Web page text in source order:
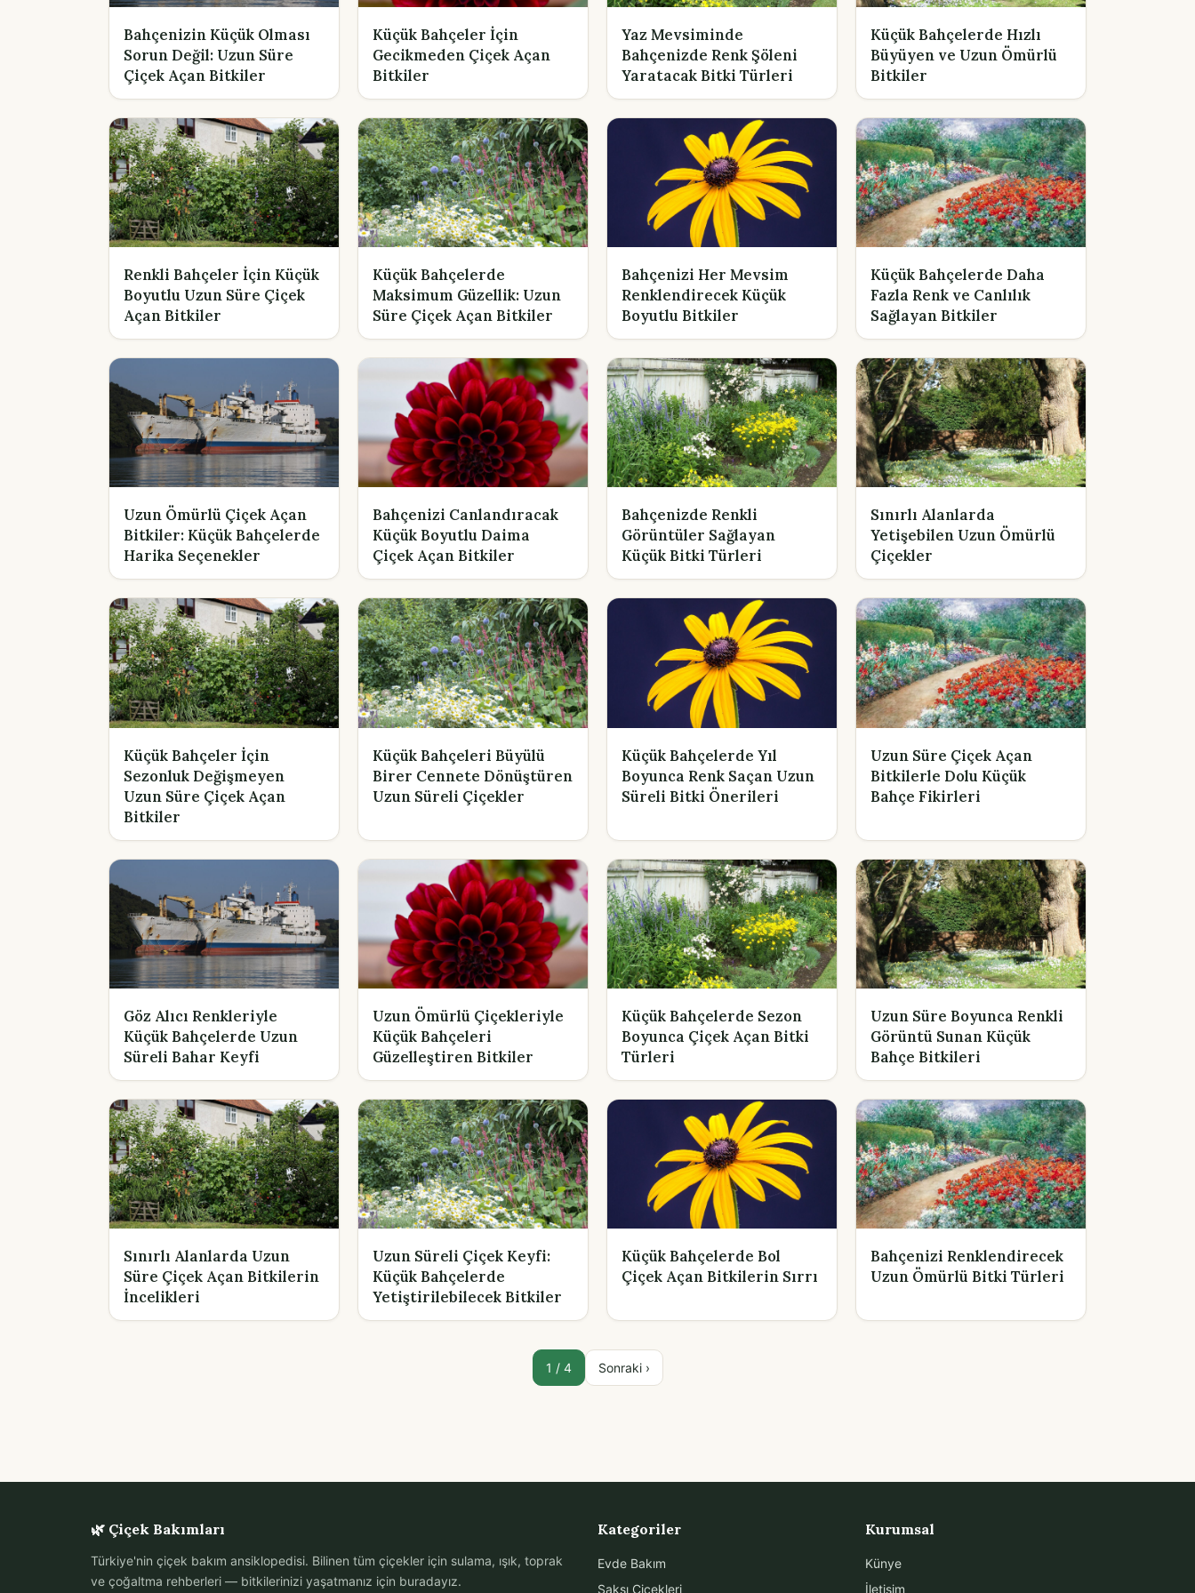
Bahçenizin Küçük Olması
Sorun Değil: Uzun Süre
Çiçek Açan Bitkiler
Küçük Bahçeler İçin
Gecikmeden Çiçek Açan
Bitkiler
Yaz Mevsiminde
Bahçenizde Renk Şöleni
Yaratacak Bitki Türleri
Küçük Bahçelerde Hızlı
Büyüyen ve Uzun Ömürlü
Bitkiler
Renkli Bahçeler İçin Küçük
Boyutlu Uzun Süre Çiçek
Açan Bitkiler
Küçük Bahçelerde
Maksimum Güzellik: Uzun
Süre Çiçek Açan Bitkiler
Bahçenizi Her Mevsim
Renklendirecek Küçük
Boyutlu Bitkiler
Küçük Bahçelerde Daha
Fazla Renk ve Canlılık
Sağlayan Bitkiler
Uzun Ömürlü Çiçek Açan
Bitkiler: Küçük Bahçelerde
Harika Seçenekler
Bahçenizi Canlandıracak
Küçük Boyutlu Daima
Çiçek Açan Bitkiler
Bahçenizde Renkli
Görüntüler Sağlayan
Küçük Bitki Türleri
Sınırlı Alanlarda
Yetişebilen Uzun Ömürlü
Çiçekler
Küçük Bahçeler İçin
Sezonluk Değişmeyen
Uzun Süre Çiçek Açan
Bitkiler
Küçük Bahçeleri Büyülü
Birer Cennete Dönüştüren
Uzun Süreli Çiçekler
Küçük Bahçelerde Yıl
Boyunca Renk Saçan Uzun
Süreli Bitki Önerileri
Uzun Süre Çiçek Açan
Bitkilerle Dolu Küçük
Bahçe Fikirleri
Göz Alıcı Renkleriyle
Küçük Bahçelerde Uzun
Süreli Bahar Keyfi
Uzun Ömürlü Çiçekleriyle
Küçük Bahçeleri
Güzelleştiren Bitkiler
Küçük Bahçelerde Sezon
Boyunca Çiçek Açan Bitki
Türleri
Uzun Süre Boyunca Renkli
Görüntü Sunan Küçük
Bahçe Bitkileri
Sınırlı Alanlarda Uzun
Süre Çiçek Açan Bitkilerin
İncelikleri
Uzun Süreli Çiçek Keyfi:
Küçük Bahçelerde
Yetiştirilebilecek Bitkiler
Küçük Bahçelerde Bol
Çiçek Açan Bitkilerin Sırrı
Bahçenizi Renklendirecek
Uzun Ömürlü Bitki Türleri
1 / 4 Sonraki ›
🌿 Çiçek Bakımları
Türkiye'nin çiçek bakım ansiklopedisi. Bilinen tüm çiçekler için sulama, ışık, toprak
ve çoğaltma rehberleri — bitkilerinizi yaşatmanız için buradayız.
Kategoriler
Evde Bakım
Saksı Çiçekleri
Kurumsal
Künye
İletişim